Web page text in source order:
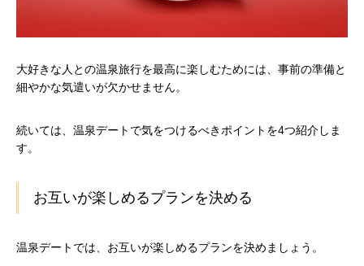
大好きな人との温泉旅行を最高に楽しむためには、事前の準備と
細やかな気遣いが欠かせません。
続いては、温泉デートで気をつけるべきポイントを4つ紹介しま
す。
お互いが楽しめるプランを決める
温泉デートでは、お互いが楽しめるプランを決めましょう。